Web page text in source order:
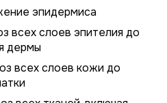
эпидермиса
всех слоев эпителия до
дермы
всех слоев кожи до